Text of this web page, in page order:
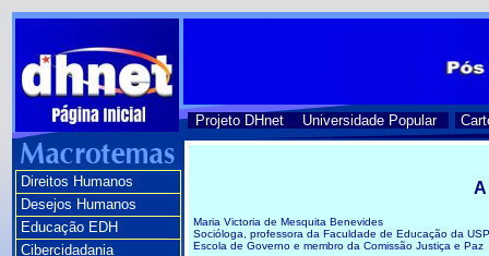
Projeto DHnet Universidade Popular
Direitos Humanos
Desejos Humanos
Educação EDH
Cibercidadania
A
Maria Victoria de Mesquita Benevides
Socióloga, professora da Faculdade de Educação da
Escola de Governo e membro da Comissão Justiça e Paz